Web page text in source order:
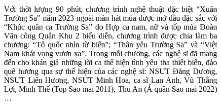
Với thời lượng 90 phút, chương trình nghệ thuật đặc biệt “Xuân
Trường Sa" năm 2023 ngoài màn hát múa được mở đầu đặc sắc với
“Khúc quân ca Trường Sa” do Hợp ca nam, nữ và tốp múa Đoàn
Văn công Quân Khu 2 biểu diễn, chương trình được chia làm ba
chương: “Tổ quốc nhìn từ biển”; “Thân yêu Trường Sa” và “Việt
Nam khát vọng vươn xa”. Trong mỗi chương, các nghệ sĩ đã mang
đến cho khán giả những lời ca thể hiện tình yêu tha thiết biển, đảo
quê hương qua sự thể hiện của các nghệ sĩ: NSƯT Đăng Dương,
NSƯT Liên Hương, NSƯT Minh Hoa, ca sĩ Lan Anh, Vũ Thắng
Lợi, Minh Thế (Top Sao mai 2011), Thu An (Á quân Sao mai 2022)
…